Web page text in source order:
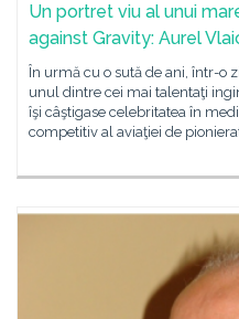
Un portret viu al unui
against Gravity: Aurel
În urmă cu o sută de ani, într-o
unul dintre cei mai talentaţi
îşi câştigase celebritatea în
competitiv al aviaţiei de